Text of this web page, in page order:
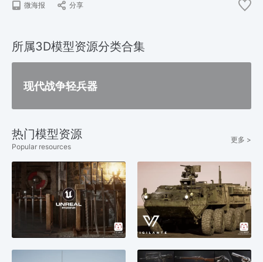
微海报 分享
所属3D模型资源分类合集
现代战争轻兵器
热门模型资源
Popular resources
更多 >